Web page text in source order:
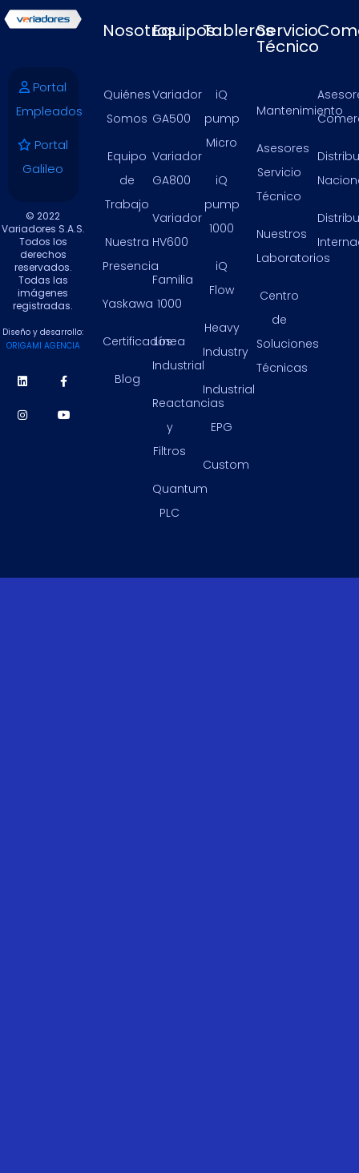
Portal
Empleados
Portal
Galileo
© 2022
Variadores S.A.S.
Todos los
derechos
reservados.
Todas las
imágenes
registradas.
Diseño y desarrollo:
ORIGAMI AGENCIA
Nosotros
Quiénes
Somos
Equipo
de
Trabajo
Nuestra
Presencia
Yaskawa
Certificados
Blog
Equipos
Variador
GA500
Variador
GA800
Variador
HV600
Familia
1000
Línea
Industrial
Reactancias
y
Filtros
Quantum
PLC
Tableros
iQ
pump
Micro
iQ
pump
1000
iQ
Flow
Heavy
Industry
Industrial
EPG
Custom
Servicio
Técnico
Mantenimiento
Asesores
Servicio
Técnico
Nuestros
Laboratorios
Centro
de
Soluciones
Técnicas